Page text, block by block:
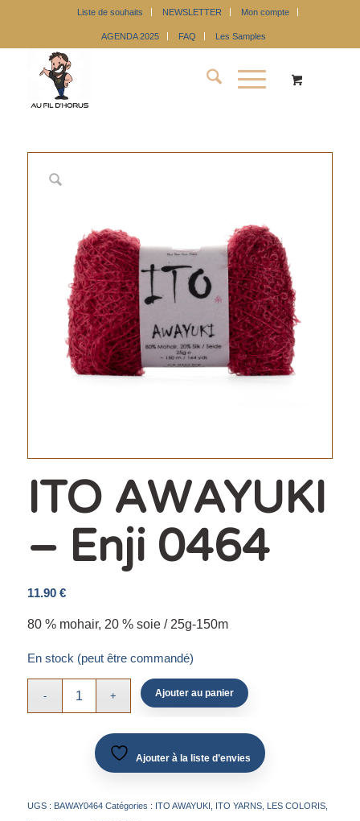
Liste de souhaits NEWSLETTER Mon compte
AGENDA 2025 FAQ Les Samples
ITO AWAYUKI
– Enji 0464
11.90 €
80 % mohair, 20 % soie / 25g-150m
En stock (peut être commandé)
Ajouter au panier
Ajouter à la liste d’envies
UGS : BAWAY0464 Catégories : ITO AWAYUKI , ITO YARNS, LES COLORIS,